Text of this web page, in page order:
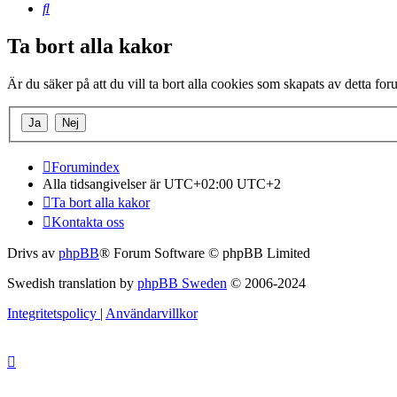
Sök
Ta bort alla kakor
Är du säker på att du vill ta bort alla cookies som skapats av detta
Forumindex
Alla tidsangivelser är UTC+02:00 UTC+2
Ta bort alla kakor
Kontakta oss
Drivs av phpBB® Forum Software © phpBB Limited
Swedish translation by phpBB Sweden © 2006-2024
Integritetspolicy | Användarvillkor